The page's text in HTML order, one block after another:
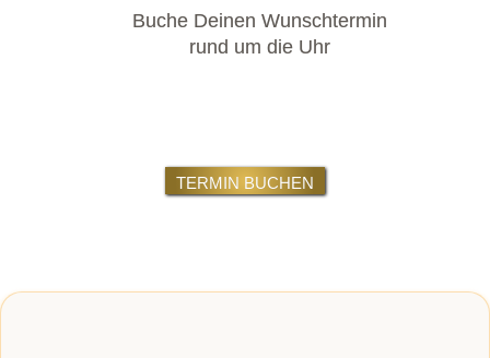
Buche Deinen Wunschtermin
rund um die Uhr
TERMIN BUCHEN